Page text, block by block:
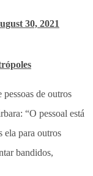
30, 2021
de outros
“O pessoal está
ela para outros
bandidos,